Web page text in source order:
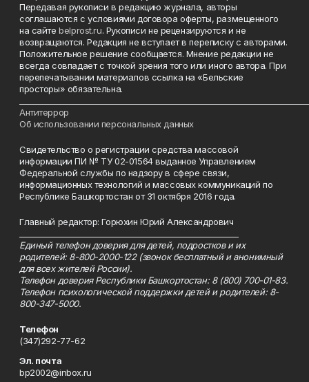
Передавая рукописи в редакцию журнала, авторы
соглашаются с условиями договора оферты, размещенного
на сайтеbelprost.ru. Рукописи не рецензируются и не
возвращаются. Редакция не вступает в переписку с авторами.
Положительное решение сообщается. Мнение редакции не
всегда совпадает с точкой зрения того или иного автора. При
перепечатывании материалов ссылка на «Бельские
просторы» обязательна.
Антитеррор
Об использовании персональных данных
Свидетельство о регистрации средства массовой
информации ПИ № ТУ 02-01564 выданное Управлением
Федеральной службы по надзору в сфере связи,
информационных технологий и массовых коммуникаций по
Республике Башкортостан от 31 октября 2016 года.
Главный редактор: Горюхин Юрий Александрович
Единый телефон доверия для детей, подростков и их
родителей: 8-800-2000-122 (звонок бесплатный и анонимный
для всех жителей России).
Телефон доверия Республики Башкортостан: 8 (800) 700-01-83.
Телефон психологической поддержки детей и родителей: 8-
800-347-5000.
Телефон
(347)292-77-62
Эл. почта
bp2002@inbox.ru